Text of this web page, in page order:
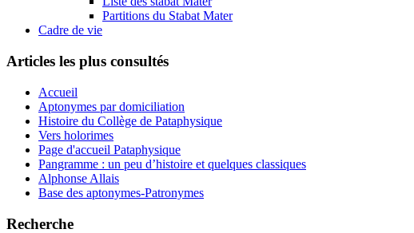
Partitions du Stabat Mater
Cadre de vie
Articles les plus consultés
Accueil
Aptonymes par domiciliation
Histoire du Collège de Pataphysique
Vers holorimes
Page d'accueil Pataphysique
Pangramme : un peu d’histoire et quelques classiques
Alphonse Allais
Base des aptonymes-Patronymes
Recherche